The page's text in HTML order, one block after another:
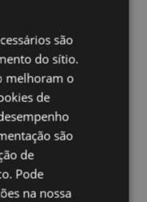
Grécia,
Islândia, Irlanda, Ilha
Jersey (Ilhas
Lituânia,
Madeira
Moldávia,
Polônia,
Romênia, Rússia, São
Sicília (Itália),
(Continental), Suécia,
são
do sítio.
melhoram o
de
são
de
Pode
na nossa